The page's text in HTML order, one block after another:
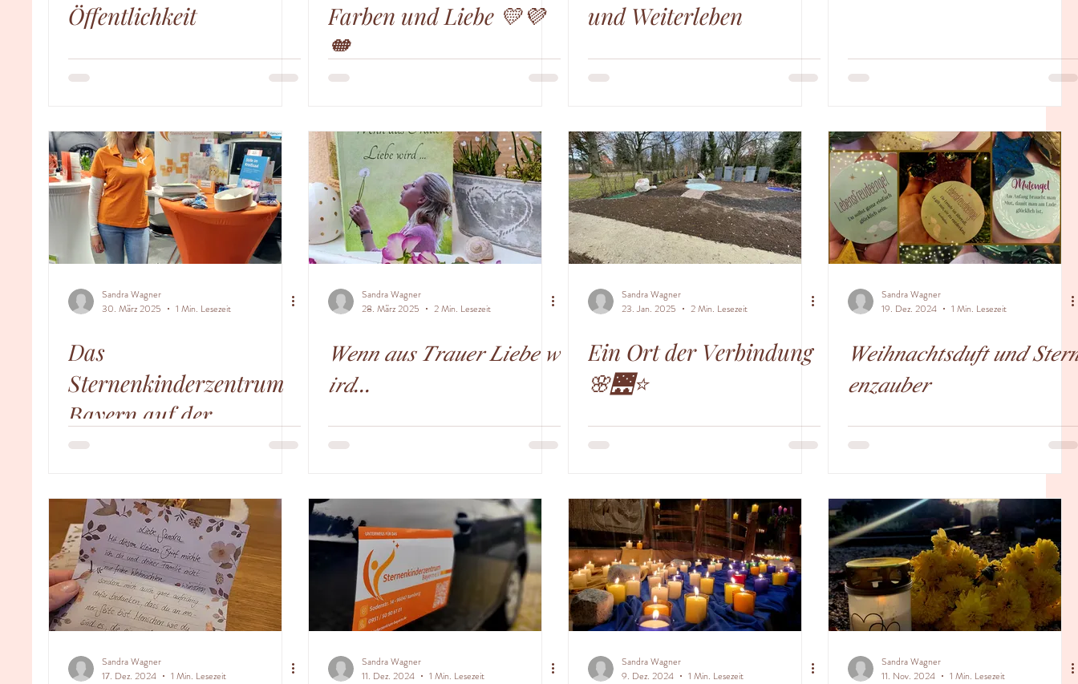
Öffentlichkeit
Farben und Liebe 💛💜
🧡
und Weiterleben
Sandra Wagner
30. März 2025
1 Min. Lesezeit
Das
Sternenkinderzentrum
Bayern auf der
Bamberger
Sandra Wagner
28. März 2025
2 Min. Lesezeit
𝑊𝑒𝑛𝑛 𝑎𝑢𝑠 𝑇𝑟𝑎𝑢𝑒𝑟 𝐿𝑖𝑒𝑏𝑒 𝑤
𝑖𝑟𝑑...
Sandra Wagner
23. Jan. 2025
2 Min. Lesezeit
Ein Ort der Verbindung
🌸🌉⭐️
Sandra Wagner
19. Dez. 2024
1 Min. Lesezeit
𝑊𝑒𝑖ℎ𝑛𝑎𝑐ℎ𝑡𝑠𝑑𝑢𝑓𝑡 𝑢𝑛𝑑
𝑒𝑛𝑧𝑎𝑢𝑏𝑒𝑟
Sandra Wagner
17. Dez. 2024
1 Min. Lesezeit
Sandra Wagner
11. Dez. 2024
1 Min. Lesezeit
Sandra Wagner
9. Dez. 2024
1 Min. Lesezeit
Sandra Wagner
11. Nov. 2024
1 Min. Lesezeit